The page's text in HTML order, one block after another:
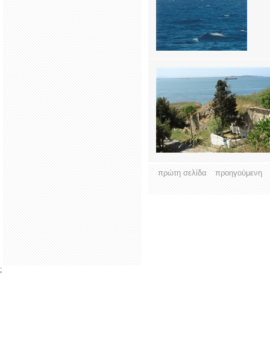
πρώτη σελίδα προηγούμενη
;